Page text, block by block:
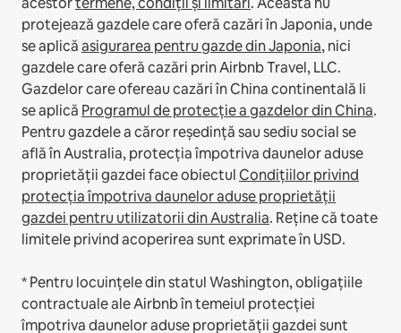
protejează gazdele care oferă cazări în Japonia, unde
se aplicăasigurarea pentru gazde din Japonia, nici
gazdele care oferă cazări prin Airbnb Travel, LLC.
Gazdelor care ofereau cazări în China continentală li
se aplică Programul de protecție a gazdelor din China.
Pentru gazdele a căror reședință sau sediu social se
află în Australia, protecția împotriva daunelor aduse
proprietății gazdei face obiectulCondițiilor privind
protecția împotriva daunelor aduse proprietății
gazdei pentru utilizatorii din Australia. Reține că toate
limitele privind acoperirea sunt exprimate în USD.
* Pentru locuințele din statul Washington, obligațiile
contractuale ale Airbnb în temeiul protecției
împotriva daunelor aduse proprietății gazdei sunt